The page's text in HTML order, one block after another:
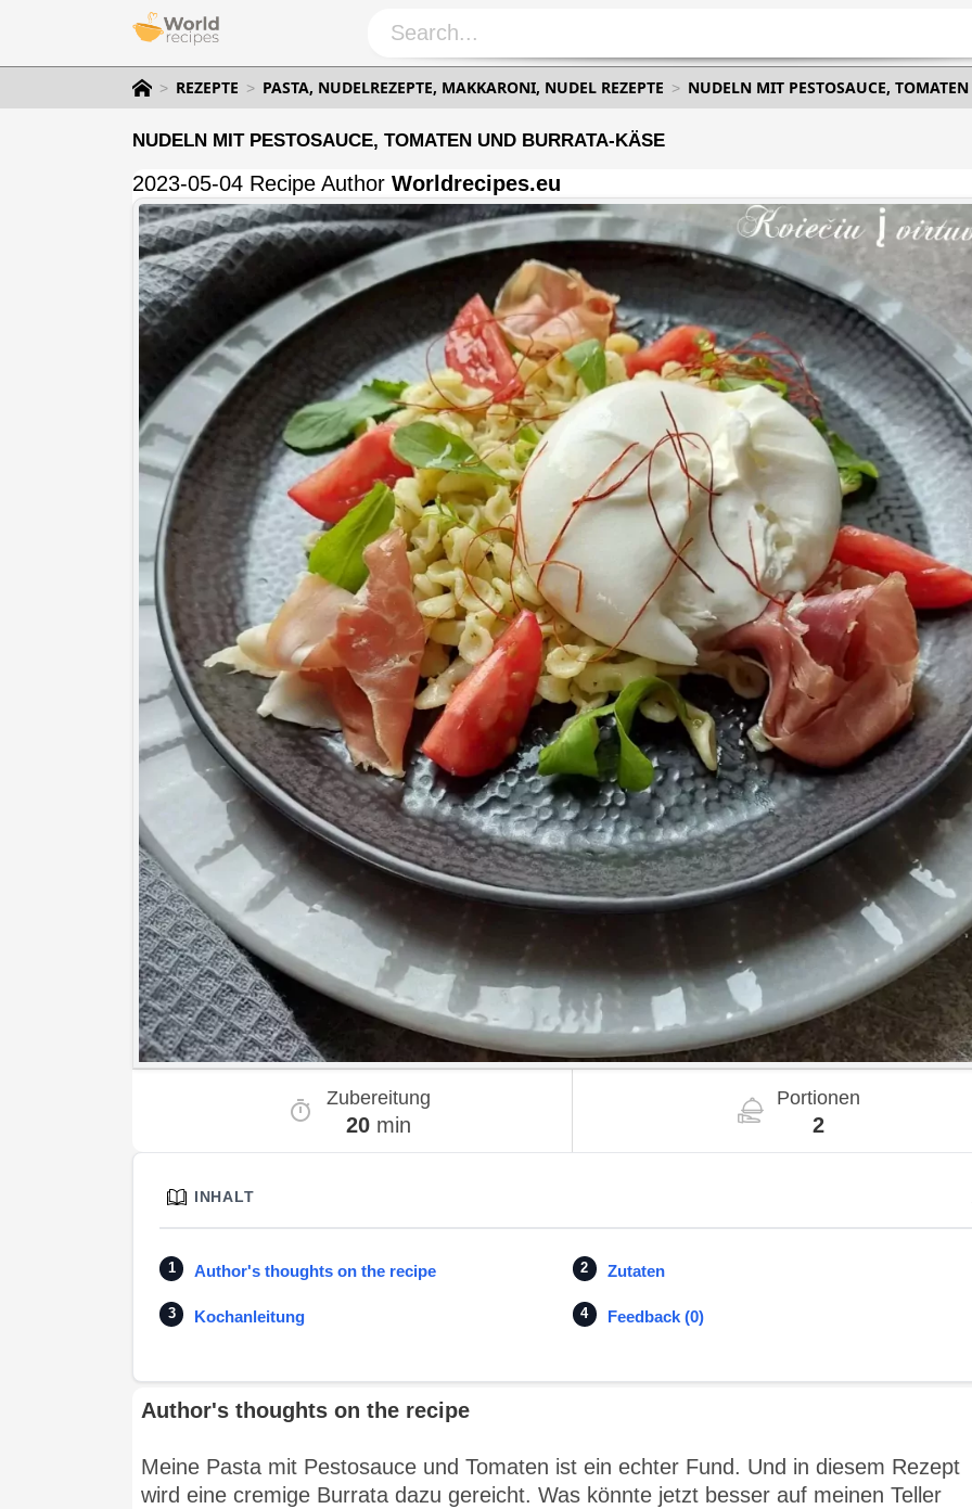
REZEPTE PASTA, NUDELREZEPTE, MAKKARONI, NUDEL REZEPTE NUDELN MIT PESTOSAUCE,
NUDELN MIT PESTOSAUCE, TOMATEN UND BURRATA-KÄSE
2023-05-04 Recipe Author Worldrecipes.eu
Zubereitung
20min
Portionen
2
INHALT
Author's thoughts on the recipe Zutaten
Kochanleitung Feedback (0)
Author's thoughts on the recipe
Meine Pasta mit Pestosauce und Tomaten ist ein echter Fund. Und in diesem Rezept
wird eine cremige Burrata dazu gereicht. Was könnte jetzt besser auf meinen Teller